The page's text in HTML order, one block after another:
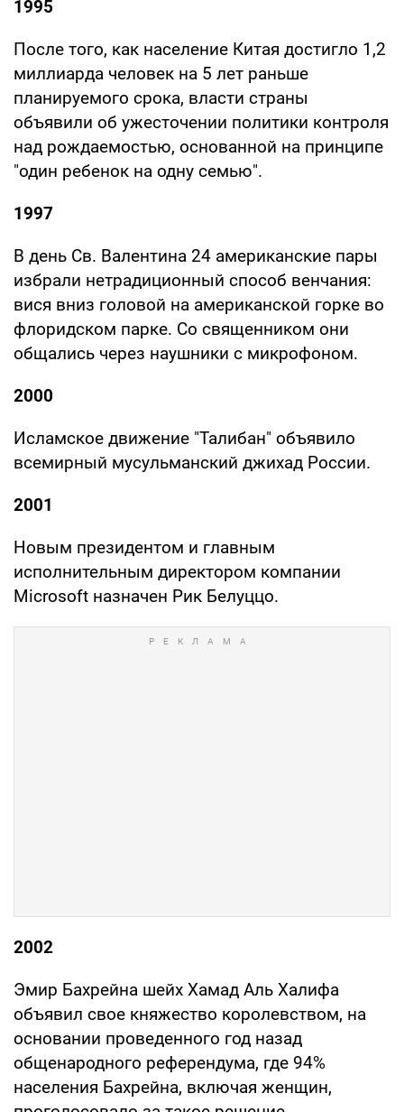
1995
После того, как население Китая достигло 1,2
миллиарда человек на 5 лет раньше
планируемого срока, власти страны
объявили об ужесточении политики контроля
над рождаемостью, основанной на принципе
"один ребенок на одну семью".
1997
В день Св. Валентина 24 американские пары
избрали нетрадиционный способ венчания:
вися вниз головой на американской горке во
флоридском парке. Со священником они
общались через наушники с микрофоном.
2000
Исламское движение "Талибан" объявило
всемирный мусульманский джихад России.
2001
Новым президентом и главным
исполнительным директором компании
Microsoft назначен Рик Белуццо.
2002
Эмир Бахрейна шейх Хамад Аль Халифа
объявил свое княжество королевством, на
основании проведенного год назад
общенародного референдума, где 94%
населения Бахрейна, включая женщин,